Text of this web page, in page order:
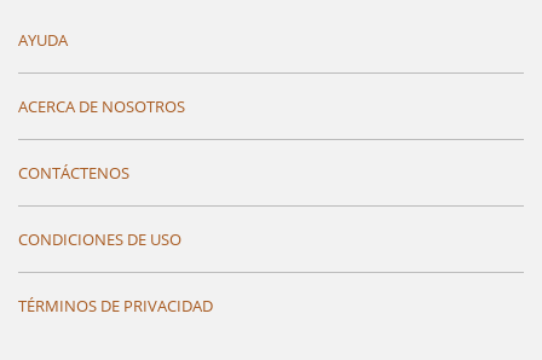
AYUDA
ACERCA DE NOSOTROS
CONTÁCTENOS
CONDICIONES DE USO
TÉRMINOS DE PRIVACIDAD